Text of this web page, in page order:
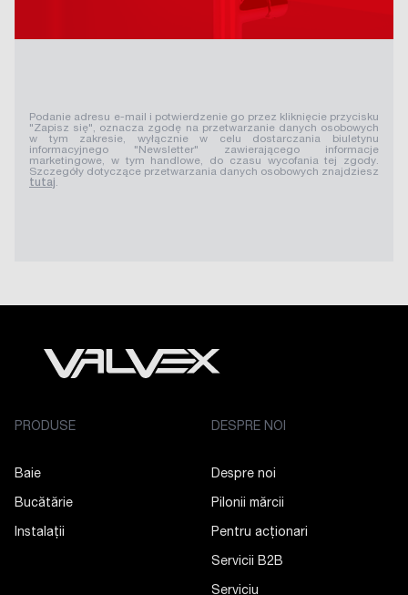
Podanie adresu e-mail i potwierdzenie go przez kliknięcie przycisku
"Zapisz się", oznacza zgodę na przetwarzanie danych osobowych
w tym zakresie, wyłącznie w celu dostarczania biuletynu
informacyjnego "Newsletter" zawierającego informacje
marketingowe, w tym handlowe, do czasu wycofania tej zgody.
Szczegóły dotyczące przetwarzania danych osobowych znajdziesz
tutaj.
PRODUSE
Baie
Bucătărie
Instalații
DESPRE NOI
Despre noi
Pilonii mărcii
Pentru acționari
Servicii B2B
Serviciu